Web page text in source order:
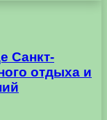
Санкт-
отдыха и